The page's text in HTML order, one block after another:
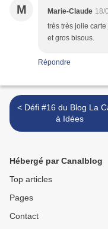
M Marie-Claude 18/
très très jolie
et gros bisous.
Répondre
< Défi #16 du Blog La Carte
à Idées
Hébergé par Canalblog
Top articles
Pages
Contact